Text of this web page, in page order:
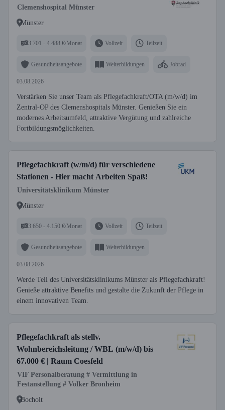
Clemenshospital Münster
Münster
3.701 - 4.488 €/Monat Vollzeit Teilzeit
Gesundheitsangebote Weiterbildungen Jobrad
03.08.2026
Verstärken Sie unser Team als Pflegefachkraft/OTA (m/w/d) im
Zentral-OP des Clemenshospitals Münster. Genießen Sie ein
modernes Arbeitsumfeld, attraktive Vergütung und zahlreiche
Fortbildungsmöglichkeiten.
Pflegefachkraft (w/m/d) für verschiedene
Stationen - Hier macht Arbeiten Spaß!
Universitätsklinikum Münster
Münster
3.650 - 4.150 €/Monat Vollzeit Teilzeit
Gesundheitsangebote Weiterbildungen
03.08.2026
Werde Teil des Universitätsklinikums Münster als Pflegefachkraft!
Genieße attraktive Benefits und gestalte die Zukunft der Pflege in
einem innovativen Team.
Pflegefachkraft als stellv.
Wohnbereichsleitung / WBL (m/w/d) bis
67.000 € | Raum Coesfeld
VIF Personalberatung # Vermittlung in
Festanstellung # Volker Bronheim
Bocholt